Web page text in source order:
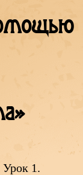
Урок 1.